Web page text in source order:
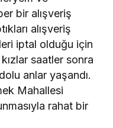
bir alışveriş
alışveriş
iptal olduğu için
saatler sonra
anlar yaşandı.
Mahallesi
rahat bir